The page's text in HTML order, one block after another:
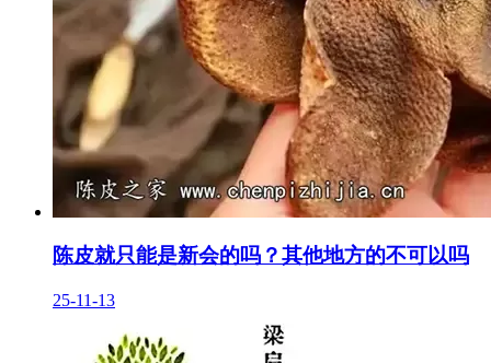
陈皮就只能是新会的吗？其他地方的不可以吗
25-11-13